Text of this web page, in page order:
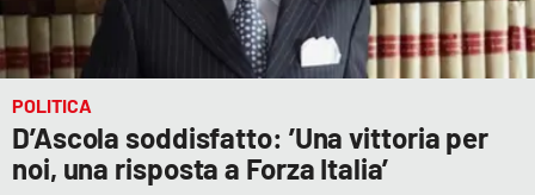
POLITICA
D’Ascola soddisfatto: ’Una vittoria per
noi, una risposta a Forza Italia’